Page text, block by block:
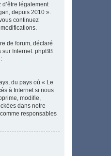
légalement
depuis 2010 ».
continuez
de forum, déclaré
sur Internet. phpBB
du pays où « Le
à Internet si nous
modifie,
dans notre
responsables